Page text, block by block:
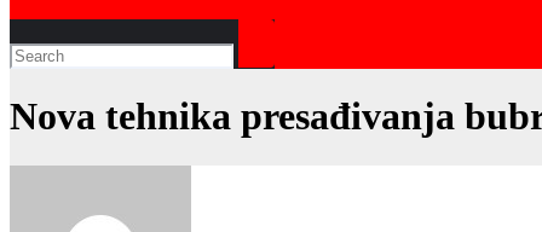
Nova tehnika presađivanja